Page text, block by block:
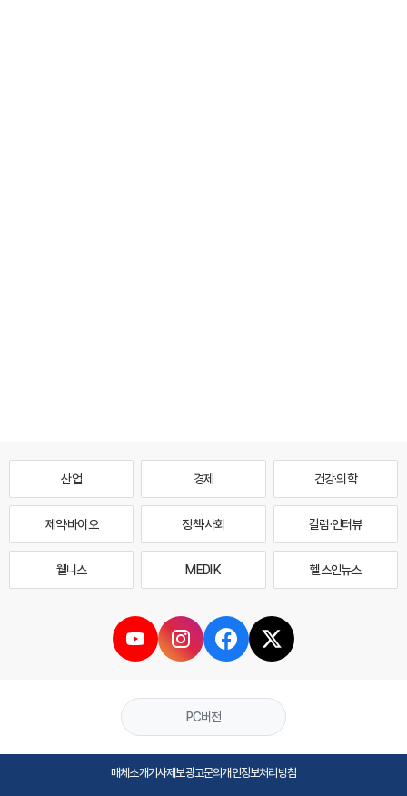
산업 경제 건강·의학
제약·바이오 정책·사회 칼럼·인터뷰
웰니스 MEDI·K 헬스인뉴스
PC버전
매체소개기사제보광고문의개인정보처리방침